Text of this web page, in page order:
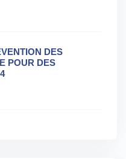
DES
POUR DES